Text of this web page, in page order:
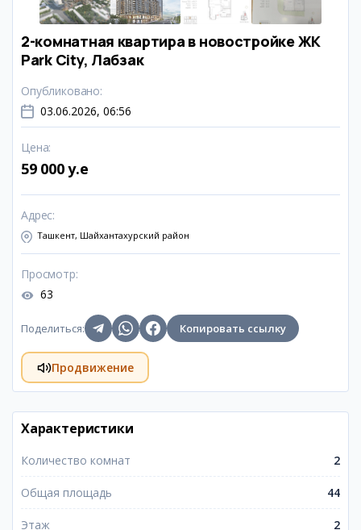
2-комнатная квартира в новостройке ЖК
Park City, Лабзак
Опубликовано:
03.06.2026, 06:56
Цена:
59 000 y.e
Адрес:
Ташкент, Шайхантахурский район
Просмотр:
63
Поделиться: Копировать ссылку
Продвижение
Характеристики
Количество комнат 2
Общая площадь 44
Этаж 2